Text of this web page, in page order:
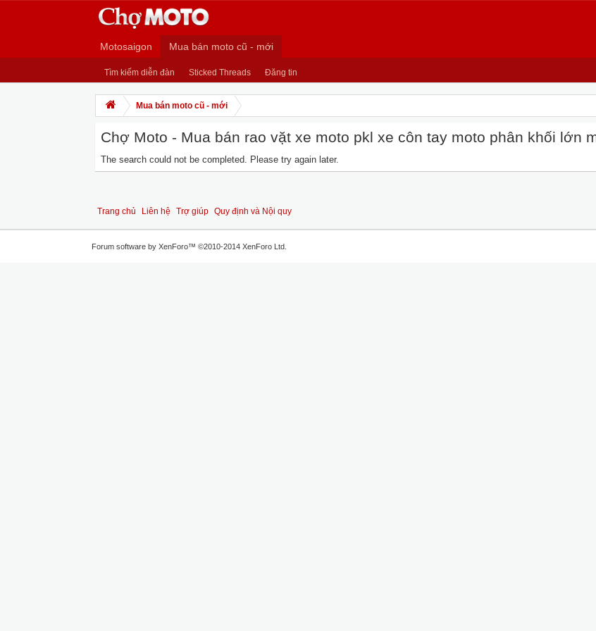
Motosaigon Mua bán moto cũ - mới
Tìm kiếm diễn đàn Sticked Threads Đăng tin
Mua bán moto cũ - mới
Chợ Moto - Mua bán rao vặt xe moto pkl xe côn tay moto phân khối lớn
The search could not be completed. Please try again later.
Trang chủ Liên hệ Trợ giúp Quy định và Nội quy
Forum software by XenForo™ ©2010-2014 XenForo Ltd.